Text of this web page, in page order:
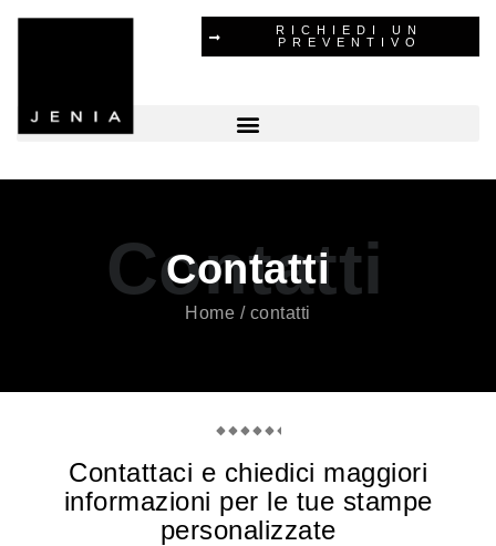
Vai
RICHIEDI UN
PREVENTIVO
Contatti
Contatti
Home / contatti
Contattaci e chiedici maggiori
informazioni per le tue stampe
personalizzate